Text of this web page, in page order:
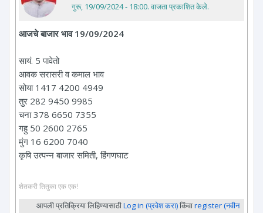
गुरू, 19/09/2024 - 18:00. वाजता प्रकाशित केले.
आजचे बाजार भाव 19/09/2024
सायं. 5 पावेतो
आवक सरासरी व कमाल भाव
सोया 1417 4200 4949
तुर 282 9450 9985
चना 378 6650 7355
गहु 50 2600 2765
मुंग 16 6200 7040
कृषि उत्पन्न बाजार समिती, हिंगणघाट
शेतकरी तितुका एक एक!
आपली प्रतिक्रिया लिहिण्यासाठीLog in (प्रवेश करा)किंवाregister (नवीन